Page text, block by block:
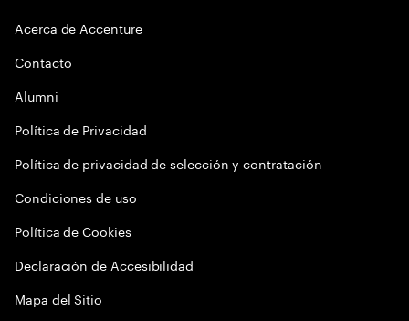
Acerca de Accenture
Contacto
Alumni
Política de Privacidad
Política de privacidad de selección y contratación
Condiciones de uso
Política de Cookies
Declaración de Accesibilidad
Mapa del Sitio